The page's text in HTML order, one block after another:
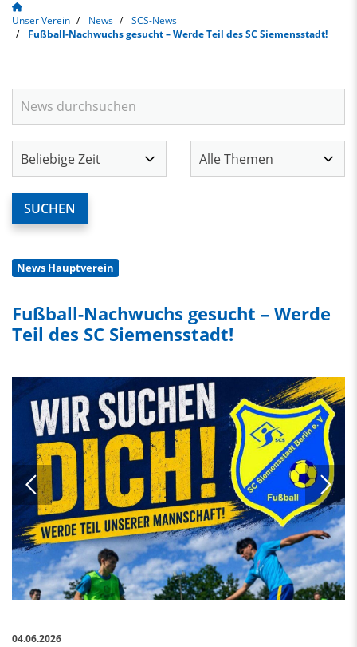
Unser Verein News
SCS-News
Fußball-Nachwuchs gesucht – Werde Teil des SC Siemensstadt!
News Hauptverein
Fußball-Nachwuchs gesucht – Werde
Teil des SC Siemensstadt!
04.06.2026